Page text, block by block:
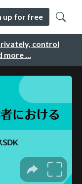
control
more …
up for free